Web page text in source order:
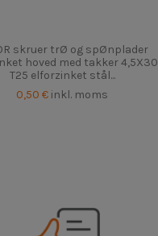
skruer trØ og spØnplader
hoved med takker 4,5X30
T25 elforzinket stål...
0,50 € inkl. moms